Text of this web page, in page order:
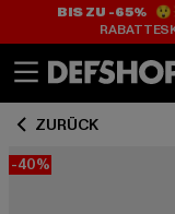
BIS ZU -65%
ZURÜCK
-40%